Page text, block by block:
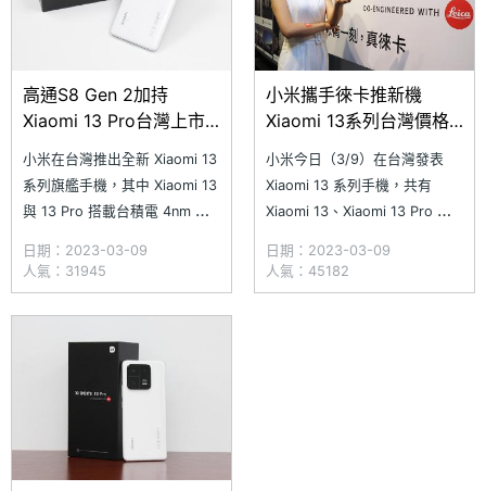
率測量，至於該
高通S8 Gen 2加持
Xiaomi 13 Pro台灣上市
小米在台灣推出全新 Xiaomi 13
系列旗艦手機，其中 Xiaomi 13
與 13 Pro 搭載台積電 4nm 製
行動平台，搭配 LPDDR5X
RAM + UFS4.0 ROM 配置，擁
有目前 Android 手機最頂級的
硬體規格。趁著台灣上市
日期：2023-03-09
人氣：31945
小米攜手徠卡推新機
Xiaomi 13系列台灣價格
小米今日（3/9）在台灣發表
Xiaomi 13 系列手機，共有
Xiaomi 13、Xiaomi 13 Pro 與
3/9~3/17 開放預購、3/18 正式
上市，價格首度突破 3 萬，再
日期：2023-03-09
人氣：45182